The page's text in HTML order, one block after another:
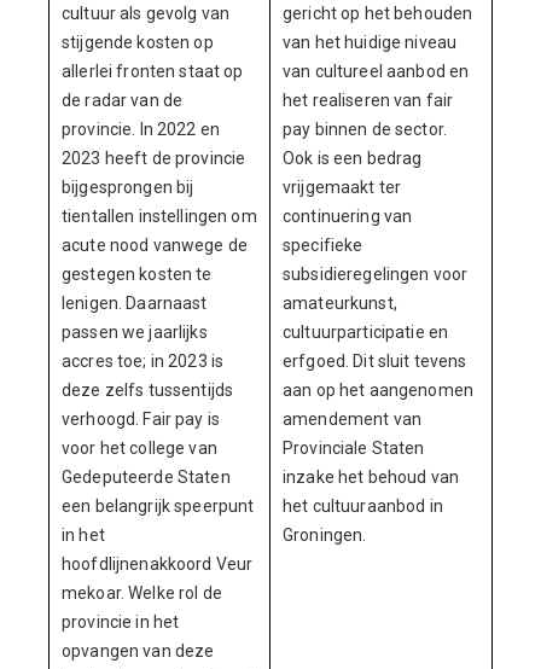
cultuur als gevolg van
stijgende kosten op
allerlei fronten staat op
de radar van de
provincie. In 2022 en
2023 heeft de provincie
bijgesprongen bij
tientallen instellingen om
acute nood vanwege de
gestegen kosten te
lenigen. Daarnaast
passen we jaarlijks
accres toe; in 2023 is
deze zelfs tussentijds
verhoogd. Fair pay is
voor het college van
Gedeputeerde Staten
een belangrijk speerpunt
in het
hoofdlijnenakkoord Veur
mekoar. Welke rol de
provincie in het
opvangen van deze
gericht op het behouden
van het huidige niveau
van cultureel aanbod en
het realiseren van fair
pay binnen de sector.
Ook is een bedrag
vrijgemaakt ter
continuering van
specifieke
subsidieregelingen voor
amateurkunst,
cultuurparticipatie en
erfgoed. Dit sluit tevens
aan op het aangenomen
amendement van
Provinciale Staten
inzake het behoud van
het cultuuraanbod in
Groningen.